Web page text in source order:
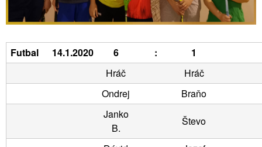
Futbal 14.1.2020 6 :
1
Hráč
Hráč
Ondrej
Braňo
Janko
B.
Števo